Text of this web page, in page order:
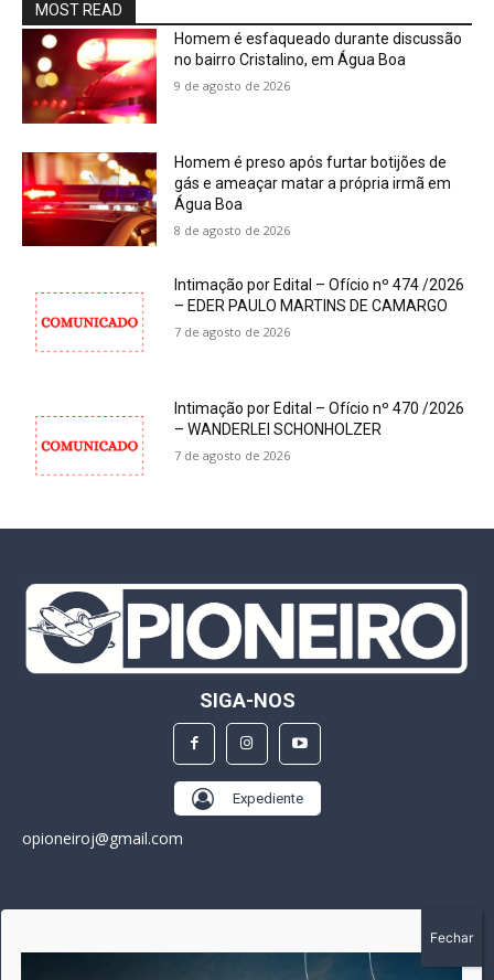
MOST READ
Homem é esfaqueado durante discussão
no bairro Cristalino, em Água Boa
9 de agosto de 2026
Homem é preso após furtar botijões de
gás e ameaçar matar a própria irmã em
Água Boa
8 de agosto de 2026
Intimação por Edital – Ofício nº 474 /2026
– EDER PAULO MARTINS DE CAMARGO
7 de agosto de 2026
Intimação por Edital – Ofício nº 470 /2026
– WANDERLEI SCHONHOLZER
7 de agosto de 2026
SIGA-NOS
Expediente
opioneiroj@gmail.com
A história do Pioneiro inicia em fevereiro de 2005 em